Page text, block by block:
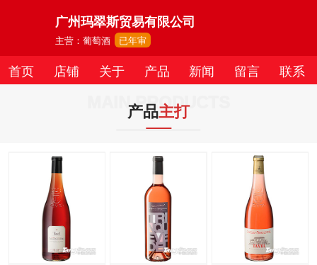
广州玛翠斯贸易有限公司
主营：葡萄酒 已年审
首页 店铺 关于 产品 新闻 留言 联系
MAIN PRODUCTS
产品主打